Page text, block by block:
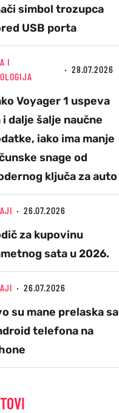
simbol trozupca
USB porta
I
28.07.2026
Voyager 1 uspeva
i dalje šalje naučne
iako ima manje
snage od
ključa za auto
26.07.2026
za kupovinu
sata u 2026.
26.07.2026
su mane prelaska sa
telefona na